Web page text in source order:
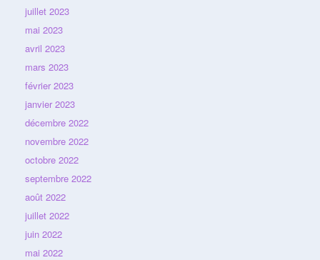
juillet 2023
mai 2023
avril 2023
mars 2023
février 2023
janvier 2023
décembre 2022
novembre 2022
octobre 2022
septembre 2022
août 2022
juillet 2022
juin 2022
mai 2022